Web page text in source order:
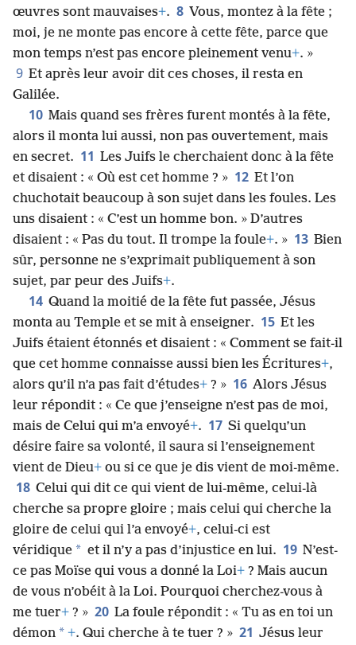
œuvres sont mauvaises+. 8 Vous, montez à la fête ;
moi, je ne monte pas encore à cette fête, parce que
mon temps n’est pas encore pleinement venu+. »
9 Et après leur avoir dit ces choses, il resta en
Galilée.
10 Mais quand ses frères furent montés à la fête,
alors il monta lui aussi, non pas ouvertement, mais
en secret. 11 Les Juifs le cherchaient donc à la fête
et disaient : « Où est cet homme ? » 12 Et l’on
chuchotait beaucoup à son sujet dans les foules. Les
uns disaient : « C’est un homme bon. » D’autres
disaient : « Pas du tout. Il trompe la foule+. » 13 Bien
sûr, personne ne s’exprimait publiquement à son
sujet, par peur des Juifs+.
14 Quand la moitié de la fête fut passée, Jésus
monta au Temple et se mit à enseigner. 15 Et les
Juifs étaient étonnés et disaient : « Comment se fait-il
que cet homme connaisse aussi bien les Écritures+,
alors qu’il n’a pas fait d’études+ ? » 16 Alors Jésus
leur répondit : « Ce que j’enseigne n’est pas de moi,
mais de Celui qui m’a envoyé+. 17 Si quelqu’un
désire faire sa volonté, il saura si l’enseignement
vient de Dieu+ ou si ce que je dis vient de moi-même.
18 Celui qui dit ce qui vient de lui-même, celui-là
cherche sa propre gloire ; mais celui qui cherche la
gloire de celui qui l’a envoyé+, celui-ci est
véridique * et il n’y a pas d’injustice en lui. 19 N’est-
ce pas Moïse qui vous a donné la Loi+ ? Mais aucun
de vous n’obéit à la Loi. Pourquoi cherchez-vous à
me tuer+ ? » 20 La foule répondit : « Tu as en toi un
démon * +. Qui cherche à te tuer ? » 21 Jésus leur